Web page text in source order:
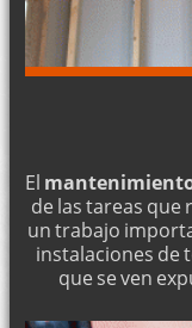
El
de las tareas que
un trabajo
instalaciones de
que se ven